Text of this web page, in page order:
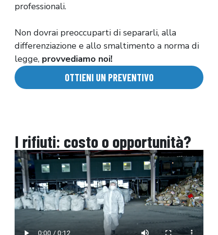
professionali.
Non dovrai preoccuparti di separarli, alla
differenziazione e allo smaltimento a norma di
legge, provvediamo noi!
OTTIENI UN PREVENTIVO
I rifiuti: costo o opportunità?